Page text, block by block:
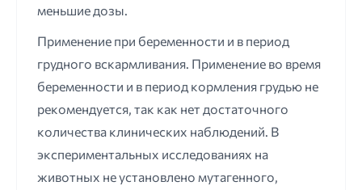
меньшие дозы.
Применение при беременности и в период
грудного вскармливания. Применение во время
беременности и в период кормления грудью не
рекомендуется, так как нет достаточного
количества клинических наблюдений. В
экспериментальных исследованиях на
животных не установлено мутагенного,